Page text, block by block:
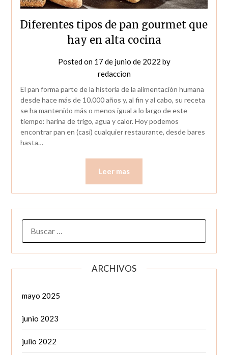
Diferentes tipos de pan gourmet que
hay en alta cocina
Posted on 17 de junio de 2022 by
redaccion
El pan forma parte de la historia de la alimentación humana
desde hace más de 10.000 años y, al fin y al cabo, su receta
se ha mantenido más o menos igual a lo largo de este
tiempo: harina de trigo, agua y calor. Hoy podemos
encontrar pan en (casi) cualquier restaurante, desde bares
hasta…
Leer mas
ARCHIVOS
mayo 2025
junio 2023
julio 2022